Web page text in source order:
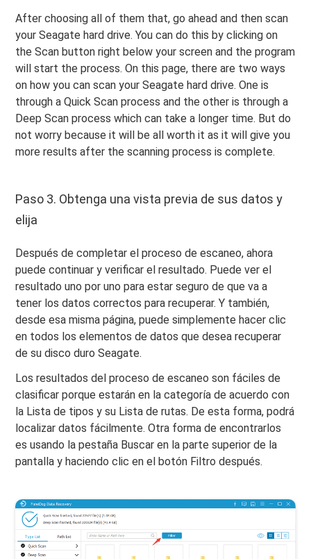
After choosing all of them that, go ahead and then scan
your Seagate hard drive. You can do this by clicking on
the Scan button right below your screen and the program
will start the process. On this page, there are two ways
on how you can scan your Seagate hard drive. One is
through a Quick Scan process and the other is through a
Deep Scan process which can take a longer time. But do
not worry because it will be all worth it as it will give you
more results after the scanning process is complete.
Paso 3. Obtenga una vista previa de sus datos y
elija
Después de completar el proceso de escaneo, ahora
puede continuar y verificar el resultado. Puede ver el
resultado uno por uno para estar seguro de que va a
tener los datos correctos para recuperar. Y también,
desde esa misma página, puede simplemente hacer clic
en todos los elementos de datos que desea recuperar
de su disco duro Seagate.
Los resultados del proceso de escaneo son fáciles de
clasificar porque estarán en la categoría de acuerdo con
la Lista de tipos y su Lista de rutas. De esta forma, podrá
localizar datos fácilmente. Otra forma de encontrarlos
es usando la pestaña Buscar en la parte superior de la
pantalla y haciendo clic en el botón Filtro después.